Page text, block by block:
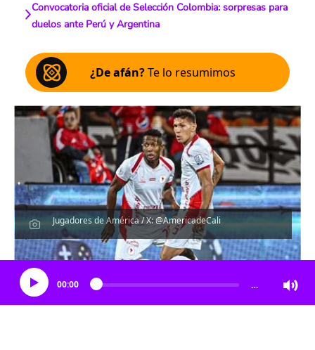
Convocatoria oficial de Selección Colombia: sorpresas para
duelos ante Perú y Argentina
¿De afán?Te lo resumimos
Jugadores de América / X: @AmericadeCali
Escucha el artículo
00:00 …